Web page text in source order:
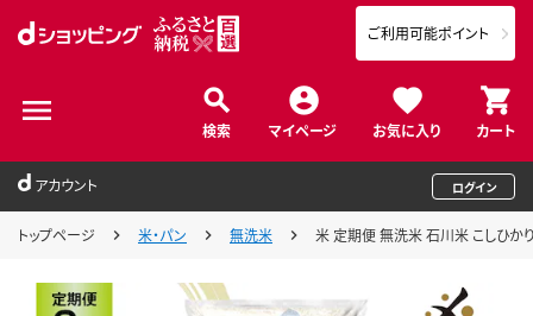
検索 マイページ お気に入り カート
ご利用可能ポイント
アカウント ログイン
トップページ 米・パン 無洗米 米 定期便 無洗米 石川米 こしひか